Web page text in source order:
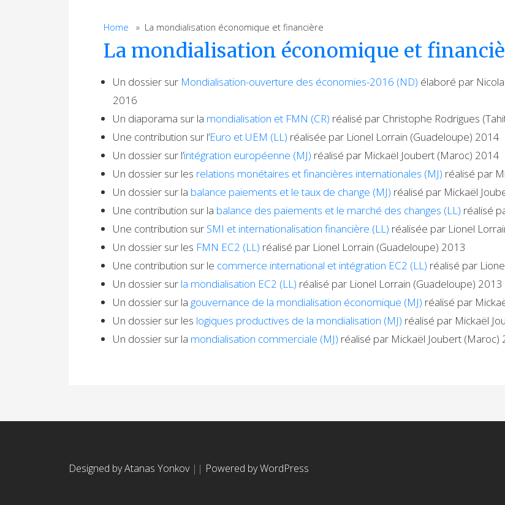
Home » La mondialisation économique et financière
La mondialisation économique et
Un dossier sur Mondialisation-ouverture des économies-2016 (ND) élaboré par
2016
Un diaporama sur la mondialisation et FMN (CR) réalisé par Christophe Rodrigues
Une contribution sur l’Euro et UEM (LL) réalisée par Lionel Lorrain (Guadeloupe) 2014
Un dossier sur l’intégration européenne (MJ) réalisé par Mickaël Joubert (Maroc) 2014
Un dossier sur les relations monétaires et financières internationales (MJ) réalisé par
Un dossier sur la balance paiements et le taux de change (MJ) réalisé par Mickaël
Une contribution sur la balance des paiements et le marché des changes (LL) réalisé
Une contribution sur SMI et internationalisation financière (LL) réalisée par Lionel
Un dossier sur les FMN EC2 (LL) réalisé par Lionel Lorrain (Guadeloupe) 2013
Une contribution sur le commerce international et intégration EC2 (LL) réalisé par
Un dossier sur la mondialisation EC2 (LL) réalisé par Lionel Lorrain (Guadeloupe) 2013
Un dossier sur la gouvernance de la mondialisation économique (MJ) réalisé par
Un dossier sur les logiques productives de la mondialisation (MJ) réalisé par Mickaël
Un dossier sur la mondialisation commerciale (MJ) réalisé par Mickaël Joubert (Maroc)
Designed by Atanas Yonkov || Powered by WordPress